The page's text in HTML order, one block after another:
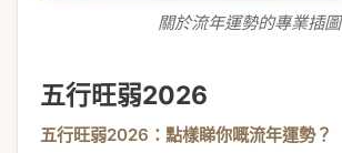
關於流年運勢的專業插圖
五行旺弱2026
五行旺弱2026：點樣睇你嘅流年運勢？